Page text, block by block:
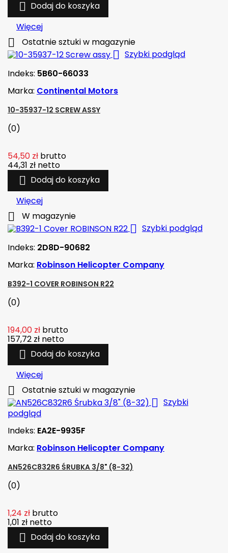
 Dodaj do koszyka
Więcej
 Ostatnie sztuki w magazynie
 Szybki podgląd
Indeks: 5B60-66033
Marka: Continental Motors
10-35937-12 SCREW ASSY
(0)
54,50 zł brutto
44,31 zł netto
 Dodaj do koszyka
Więcej
 W magazynie
 Szybki podgląd
Indeks: 2D8D-90682
Marka: Robinson Helicopter Company
B392-1 COVER ROBINSON R22
(0)
194,00 zł brutto
157,72 zł netto
 Dodaj do koszyka
Więcej
 Ostatnie sztuki w magazynie
 Szybki
podgląd
Indeks: EA2E-9935F
Marka: Robinson Helicopter Company
AN526C832R6 ŚRUBKA 3/8" (8-32)
(0)
1,24 zł brutto
1,01 zł netto
 Dodaj do koszyka